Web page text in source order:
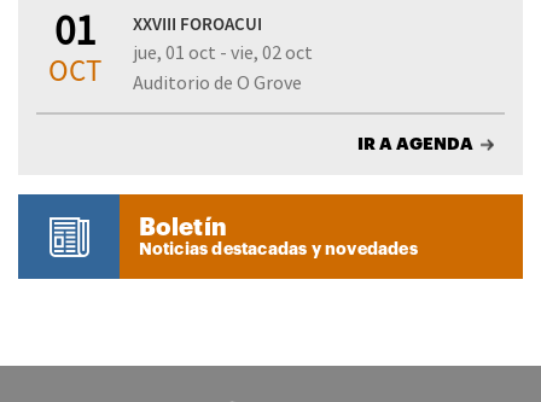
01
OCT
XXVIII FOROACUI
jue, 01 oct - vie, 02 oct
Auditorio de O Grove
IR A AGENDA
Boletín
Noticias destacadas y novedades